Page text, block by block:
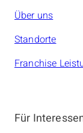
Über uns
Standorte
Franchise
Für